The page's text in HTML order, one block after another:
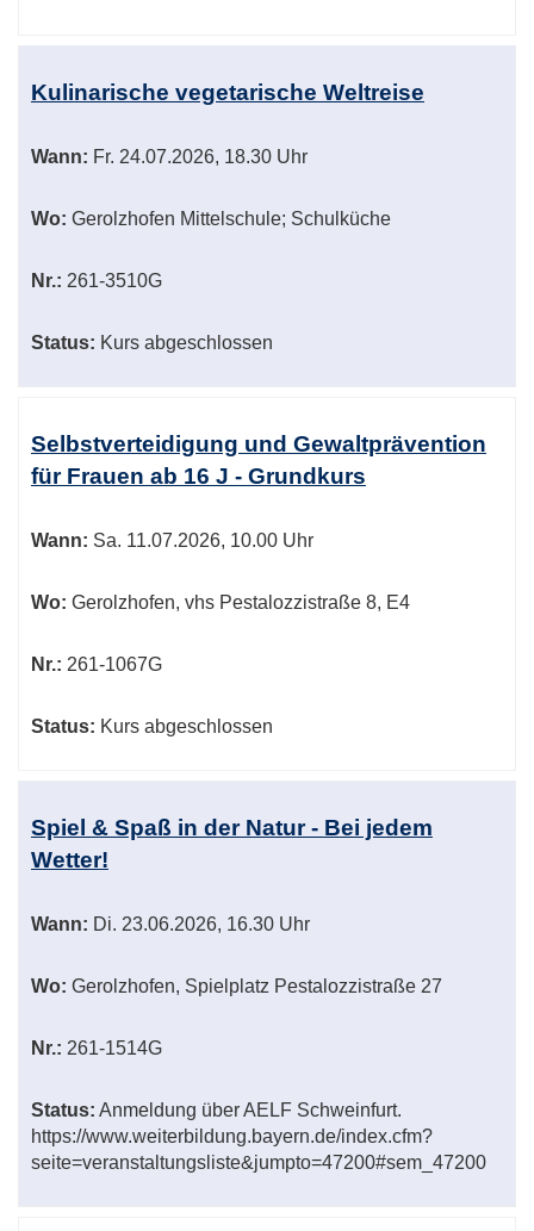
Kulinarische vegetarische Weltreise
Wann: Fr. 24.07.2026, 18.30 Uhr
Wo: Gerolzhofen Mittelschule; Schulküche
Nr.: 261-3510G
Status: Kurs abgeschlossen
Selbstverteidigung und Gewaltprävention
für Frauen ab 16 J - Grundkurs
Wann: Sa. 11.07.2026, 10.00 Uhr
Wo: Gerolzhofen, vhs Pestalozzistraße 8, E4
Nr.: 261-1067G
Status: Kurs abgeschlossen
Spiel & Spaß in der Natur - Bei jedem
Wetter!
Wann: Di. 23.06.2026, 16.30 Uhr
Wo: Gerolzhofen, Spielplatz Pestalozzistraße 27
Nr.: 261-1514G
Status: Anmeldung über AELF Schweinfurt.
https://www.weiterbildung.bayern.de/index.cfm?
seite=veranstaltungsliste&jumpto=47200#sem_47200